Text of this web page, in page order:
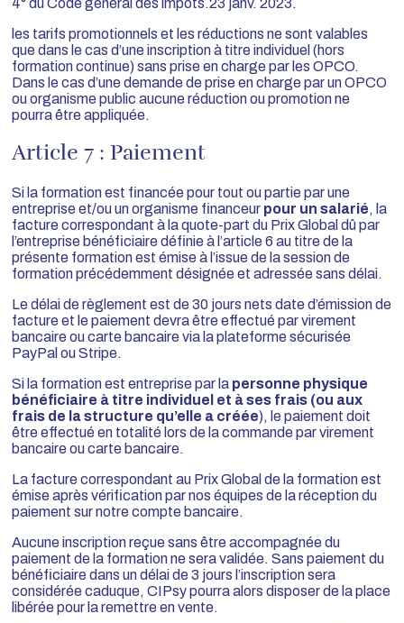
les tarifs promotionnels et les réductions ne sont valables
que dans le cas d’une inscription à titre individuel (hors
formation continue) sans prise en charge par les OPCO.
Dans le cas d’une demande de prise en charge par un OPCO
ou organisme public aucune réduction ou promotion ne
pourra être appliquée.
Article 7 : Paiement
Si la formation est financée pour tout ou partie par une
entreprise et/ou un organisme financeur pour un salarié, la
facture correspondant à la quote-part du Prix Global dû par
l’entreprise bénéficiaire définie à l’article 6 au titre de la
présente formation est émise à l’issue de la session de
formation précédemment désignée et adressée sans délai.
Le délai de règlement est de 30 jours nets date d’émission de
facture et le paiement devra être effectué par virement
bancaire ou carte bancaire via la plateforme sécurisée
PayPal ou Stripe.
Si la formation est entreprise par la personne physique
bénéficiaire à titre individuel et à ses frais (ou aux
frais de la structure qu’elle a créée), le paiement doit
être effectué en totalité lors de la commande par virement
bancaire ou carte bancaire.
La facture correspondant au Prix Global de la formation est
émise après vérification par nos équipes de la réception du
paiement sur notre compte bancaire.
Aucune inscription reçue sans être accompagnée du
paiement de la formation ne sera validée. Sans paiement du
bénéficiaire dans un délai de 3 jours l’inscription sera
considérée caduque, CIPsy pourra alors disposer de la place
libérée pour la remettre en vente.